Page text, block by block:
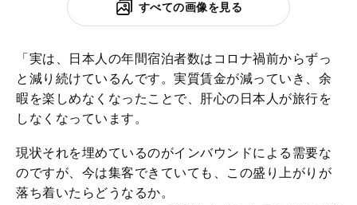
すべての画像を見る
「実は、日本人の年間宿泊者数はコロナ禍前からずっ
と減り続けているんです。実質賃金が減っていき、余
暇を楽しめなくなったことで、肝心の日本人が旅行を
しなくなっています。
現状それを埋めているのがインバウンドによる需要な
のですが、今は集客できていても、この盛り上がりが
落ち着いたらどうなるか。